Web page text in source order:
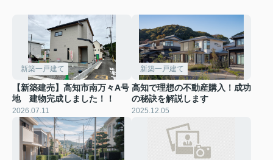
新築一戸建て
【新築建売】高知市南万々A号
地 建物完成しました！！
2026.07.11
新築一戸建て
高知で理想の不動産購入！成功
の秘訣を解説します
2025.12.05